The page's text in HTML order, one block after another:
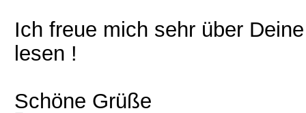
Ich freue mich sehr über
lesen !
Schöne Grüße